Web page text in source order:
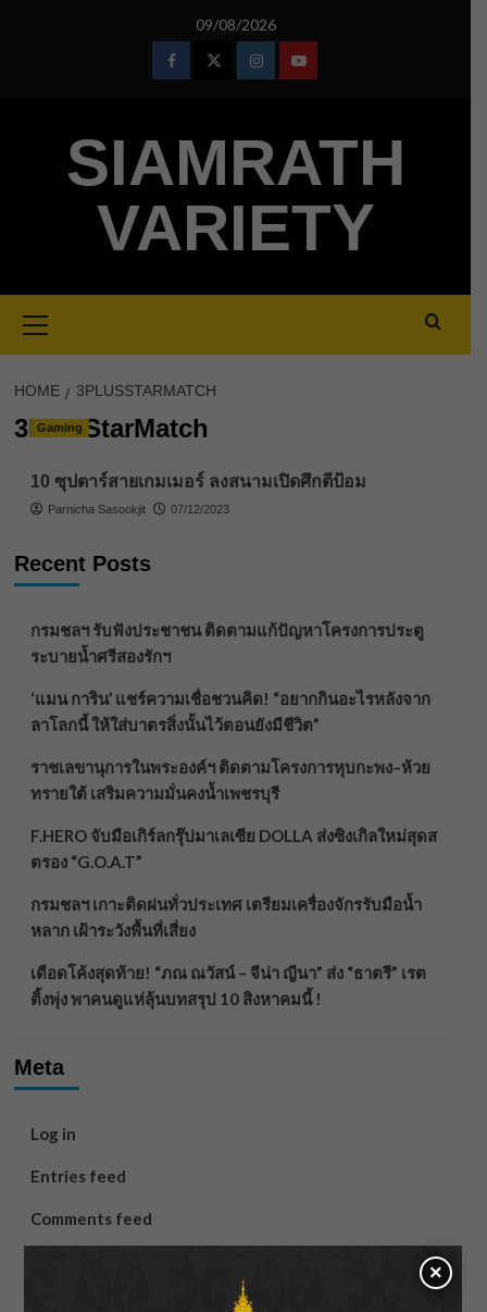
09/08/2026
FacebookTwitterInstagramYoutube
SIAMRATH
VARIETY
Menu
HOME 3PLUSSTARMATCH
3PlusStarMatch
Gaming
10 ซุปตาร์สายเกมเมอร์ ลงสนามเปิดศึกตีป้อม
Parnicha Sasookjit 07/12/2023
Recent Posts
กรมชลฯ รับฟังประชาชน ติดตามแก้ปัญหาโครงการประตู
ระบายน้ำศรีสองรักฯ
‘แมน การิน’ แชร์ความเชื่อชวนคิด! “อยากกินอะไรหลังจาก
ลาโลกนี้ ให้ใส่บาตรสิ่งนั้นไว้ตอนยังมีชีวิต”
ราชเลขานุการในพระองค์ฯ ติดตามโครงการหุบกะพง–ห้วย
ทรายใต้ เสริมความมั่นคงน้ำเพชรบุรี
F.HERO จับมือเกิร์ลกรุ๊ปมาเลเซีย DOLLA ส่งซิงเกิลใหม่สุดส
ตรอง “G.O.A.T”
กรมชลฯ เกาะติดฝนทั่วประเทศ เตรียมเครื่องจักรรับมือน้ำ
หลาก เฝ้าระวังพื้นที่เสี่ยง
เดือดโค้งสุดท้าย! “ภณ ณวัสน์ – จีน่า ญีนา” ส่ง “ธาตรี” เรต
ติ้งพุ่ง พาคนดูแห่ลุ้นบทสรุป 10 สิงหาคมนี้ !
Meta
Log in
Entries feed
Comments feed
×